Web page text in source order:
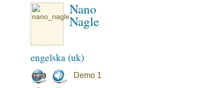
Nano
Nagle
engelska (uk)
Demo 1